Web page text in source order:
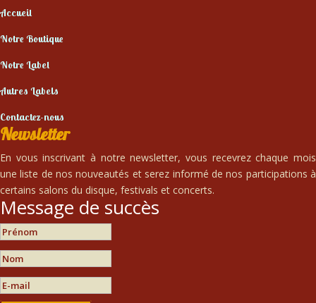
Accueil
Notre Boutique
Notre Label
Autres Labels
Contactez-nous
Newsletter
En vous inscrivant à notre newsletter, vous recevrez chaque mois
une liste de nos nouveautés et serez informé de nos participations à
certains salons du disque, festivals et concerts.
Message de succès